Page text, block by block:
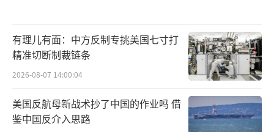
有理儿有面：中方反制专挑美国七寸打
精准切断制裁链条
2026-08-07 14:00:04
美国反航母新战术抄了中国的作业吗 借
鉴中国反介入思路